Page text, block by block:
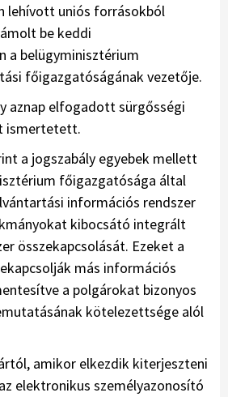
lehívott uniós forrásokból
be keddi
a belügyminisztérium
főigazgatóságának vezetője.
aznap elfogadott sürgősségi
ismertetett.
a jogszabály egyebek mellett
főigazgatósága által
információs rendszer
kibocsátó integrált
összekapcsolását. Ezeket a
más információs
a polgárokat bizonyos
kötelezettsége alól
amikor elkezdik kiterjeszteni
elektronikus személyazonosító